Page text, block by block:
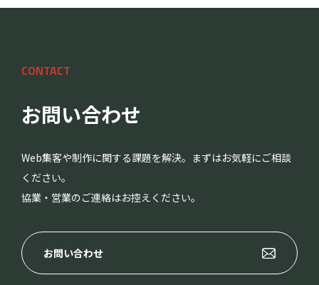
CONTACT
お問い合わせ
Web集客や制作に関する課題を解決。まずはお気軽にご相談
ください。
協業・営業のご連絡はお控えください。
お問い合わせ